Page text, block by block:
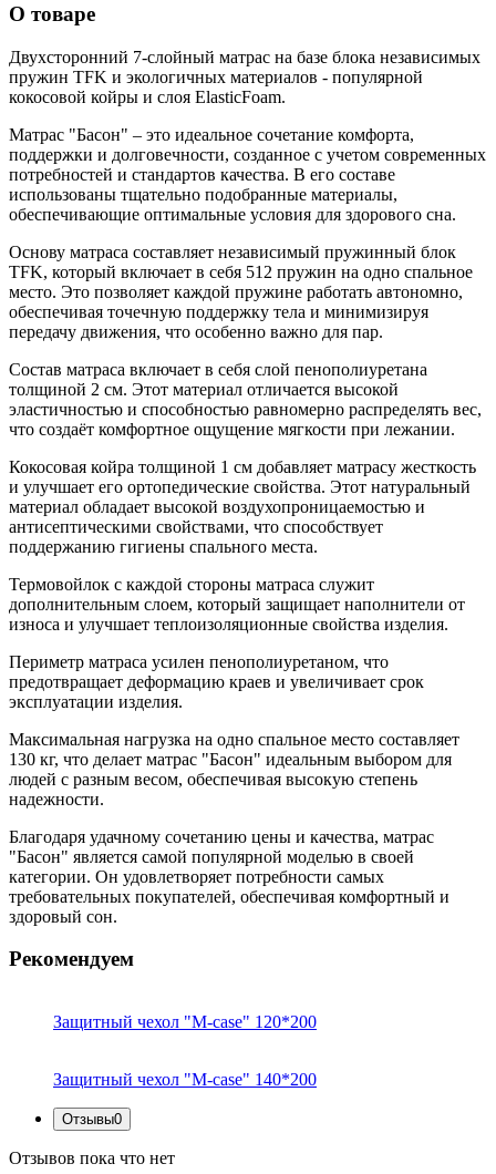
О товаре
Двухсторонний 7-слойный матрас на базе блока независимых
пружин TFK и экологичных материалов - популярной
кокосовой койры и слоя ElasticFoam.
Матрас "Басон" – это идеальное сочетание комфорта,
поддержки и долговечности, созданное с учетом современных
потребностей и стандартов качества. В его составе
использованы тщательно подобранные материалы,
обеспечивающие оптимальные условия для здорового сна.
Основу матраса составляет независимый пружинный блок
TFK, который включает в себя 512 пружин на одно спальное
место. Это позволяет каждой пружине работать автономно,
обеспечивая точечную поддержку тела и минимизируя
передачу движения, что особенно важно для пар.
Состав матраса включает в себя слой пенополиуретана
толщиной 2 см. Этот материал отличается высокой
эластичностью и способностью равномерно распределять вес,
что создаёт комфортное ощущение мягкости при лежании.
Кокосовая койра толщиной 1 см добавляет матрасу жесткость
и улучшает его ортопедические свойства. Этот натуральный
материал обладает высокой воздухопроницаемостью и
антисептическими свойствами, что способствует
поддержанию гигиены спального места.
Термовойлок с каждой стороны матраса служит
дополнительным слоем, который защищает наполнители от
износа и улучшает теплоизоляционные свойства изделия.
Периметр матраса усилен пенополиуретаном, что
предотвращает деформацию краев и увеличивает срок
эксплуатации изделия.
Максимальная нагрузка на одно спальное место составляет
130 кг, что делает матрас "Басон" идеальным выбором для
людей с разным весом, обеспечивая высокую степень
надежности.
Благодаря удачному сочетанию цены и качества, матрас
"Басон" является самой популярной моделью в своей
категории. Он удовлетворяет потребности самых
требовательных покупателей, обеспечивая комфортный и
здоровый сон.
Рекомендуем
Защитный чехол "M-case" 120*200
Защитный чехол "M-case" 140*200
Отзывы0
Отзывов пока что нет